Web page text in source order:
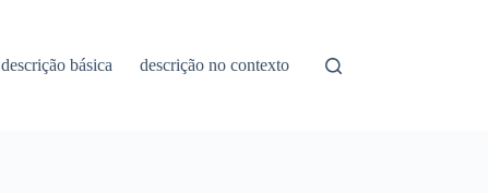
descrição básica descrição no contexto